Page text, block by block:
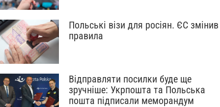
Польські візи для росіян. ЄС змінив
правила
Відправляти посилки буде ще
зручніше: Укрпошта та Польська
пошта підписали меморандум